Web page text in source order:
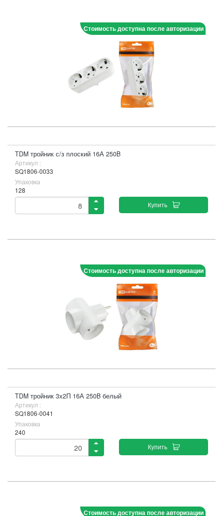
Стоимость доступна после авторизации
TDM тройник с/з плоский 16А 250B
Артикул :
SQ1806-0033
Упаковка
128
Купить
Стоимость доступна после авторизации
TDM тройник 3х2П 16А 250B белый
Артикул :
SQ1806-0041
Упаковка
240
Купить
Стоимость доступна после авторизации